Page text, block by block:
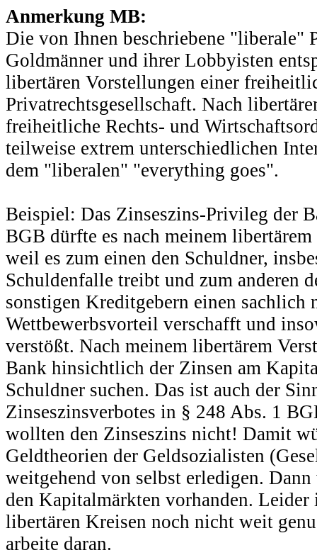
Anmerkung MB:
Die von Ihnen beschriebene "liberale"
Goldmänner und ihrer Lobbyisten
libertären Vorstellungen einer
Privatrechtsgesellschaft. Nach
freiheitliche Rechts- und
teilweise extrem unterschiedlichen
dem "liberalen" "everything goes".
Beispiel: Das Zinseszins-Privileg der
BGB dürfte es nach meinem
weil es zum einen den Schuldner,
Schuldenfalle treibt und zum anderen
sonstigen Kreditgebern einen sachlich
Wettbewerbsvorteil verschafft und
verstößt. Nach meinem libertärem
Bank hinsichtlich der Zinsen am
Schuldner suchen. Das ist auch der
Zinseszinsverbotes in § 248 Abs. 1
wollten den Zinseszins nicht! Damit
Geldtheorien der Geldsozialisten
weitgehend von selbst erledigen.
den Kapitalmärkten vorhanden.
libertären Kreisen noch nicht weit
arbeite daran.